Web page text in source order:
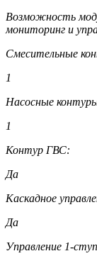
Возможность
мониторинг и
Смесительные
1
Насосные
1
Контур ГВС:
Да
Каскадное
Да
Управление 1-